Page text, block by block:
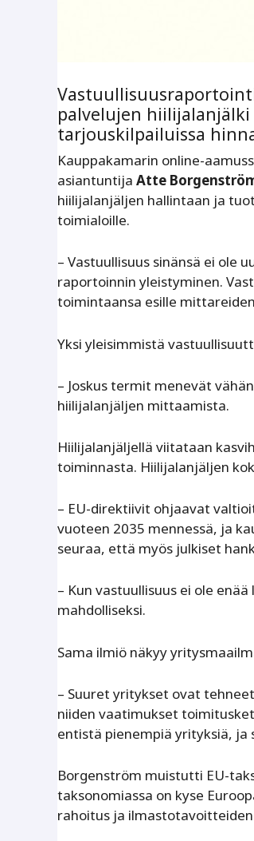
palvelujen
tarjouskilpailuissa
Kauppakamarin online-
asiantuntija Atte
hiilijalanjäljen hallintaan ja
toimialoille.
– Vastuullisuus sinänsä ei ole
raportoinnin yleistyminen.
toimintaansa esille
Yksi yleisimmistä
– Joskus termit menevät
hiilijalanjäljen mittaamista.
Hiilijalanjäljellä viitataan
toiminnasta. Hiilijalanjäljen
– EU-direktiivit ohjaavat
vuoteen 2035 mennessä, ja
seuraa, että myös julkiset
– Kun vastuullisuus ei ole
mahdolliseksi.
Sama ilmiö näkyy
– Suuret yritykset ovat
niiden vaatimukset
entistä pienempiä yrityksiä, ja
Borgenström muistutti EU-
taksonomiassa on kyse
rahoitus ja